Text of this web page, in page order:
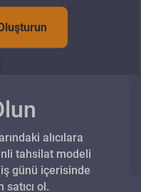
alıcılara
tahsilat modeli
günü içerisinde
ol.